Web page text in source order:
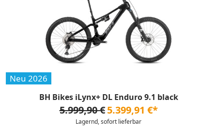
Neu 2026
BH Bikes iLynx+ DL Enduro 9.1 black
5.999,90 € 5.399,91 €*
Lagernd, sofort lieferbar